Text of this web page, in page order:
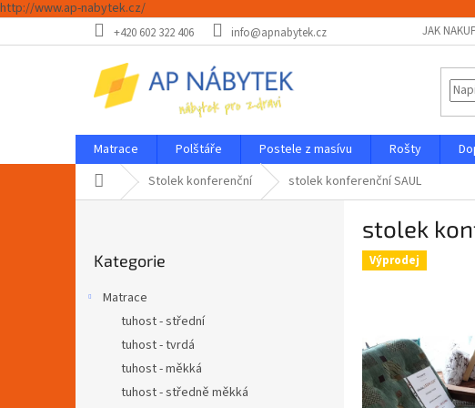
http://www.ap-nabytek.cz/
na
+420 602 322 406 info@apnabytek.cz JAK
Matrace Polštáře Postele z masívu Rošty
Domů Stolek konferenční stolek konferenční SAUL
kategorie
Kategorie
Matrace
tuhost - střední
tuhost - tvrdá
tuhost - měkká
tuhost - středně měkká
stolek
Výprodej